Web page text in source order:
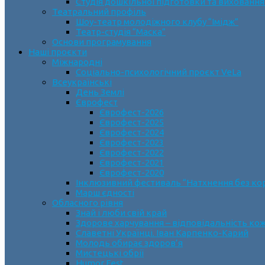
Театральний профіль
Шоу-театр молодіжного клубу “Імідж”
Театр-студія “Маска”
Основи програмування
Наші проєкти
Міжнародні
Соціально-психологічний проєкт VeLa
Всеукраїнські
День Землі
Єврофест
Єврофест-2026
Єврофест-2025
Єврофест-2024
Єврофест-2023
Єврофест-2022
Єврофест-2021
Єврофест-2020
Інклюзивний фестиваль “Натхнення без
Марш єдності
Обласного рівня
Знай і люби свій край
Здорове харчування – відповідальність
Славетні Українці. Іван Карпенко-Карий
Молодь обирає здоров’я
Мистецькі обрії
Humor Fest